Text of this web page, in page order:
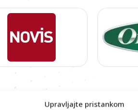
Upravljajte pristankom
Proizvodi